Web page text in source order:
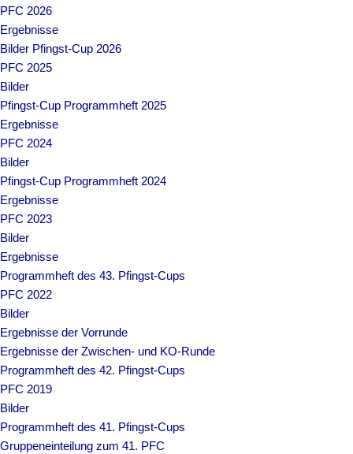
PFC 2026
Ergebnisse
Bilder Pfingst-Cup 2026
PFC 2025
Bilder
Pfingst-Cup Programmheft 2025
Ergebnisse
PFC 2024
Bilder
Pfingst-Cup Programmheft 2024
Ergebnisse
PFC 2023
Bilder
Ergebnisse
Programmheft des 43. Pfingst-Cups
PFC 2022
Bilder
Ergebnisse der Vorrunde
Ergebnisse der Zwischen- und KO-Runde
Programmheft des 42. Pfingst-Cups
PFC 2019
Bilder
Programmheft des 41. Pfingst-Cups
Gruppeneinteilung zum 41. PFC